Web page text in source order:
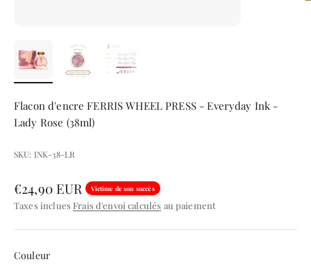
Flacon d'encre FERRIS WHEEL PRESS - Everyday Ink -
Lady Rose (38ml)
SKU: INK-38-LR
Prix de vente
€24,90 EUR Victime de son succès
Taxes inclues Frais d'envoi calculés au paiement
CouleurCouleur